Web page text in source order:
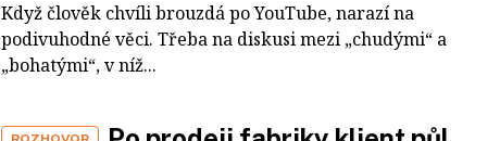
Když člověk chvíli brouzdá po YouTube, narazí na
podivuhodné věci. Třeba na diskusi mezi „chudými“ a
„bohatými“, v níž...